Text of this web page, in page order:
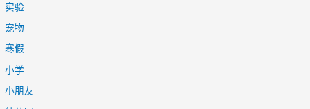
实验
宠物
寒假
小学
小朋友